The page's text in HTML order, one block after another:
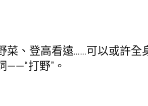
菜、登高看遠……可以或許全
——“打野”。